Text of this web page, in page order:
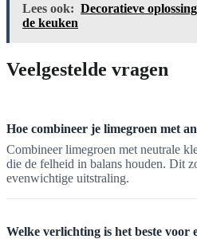
Lees ook: Decoratieve
de keuken
Veelgestelde vragen
Hoe combineer je limegroen met
Combineer limegroen met neutrale
die de felheid in balans houden. Dit
evenwichtige uitstraling.
Welke verlichting is het beste voor